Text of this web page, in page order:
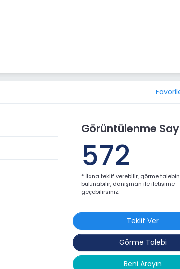
standartlardaki donanımlarıyla bu villa; aile
Görüntülenme
572
* İlana teklif verebilir, görme
bulunabilir, danışman ile iletişime
geçebilirsiniz.
Teklif Ver
Görme Talebi
Beni Arayın